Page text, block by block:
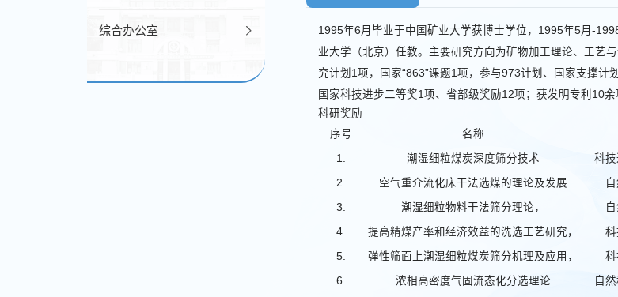
综合办公室
1995年6月毕业于中国矿业大学获博士学位，1995年5月-
业大学（北京）任教。主要研究方向为矿物加工理论、工艺
究计划1项，国家“863”课题1项，参与973计划、国家支撑
国家科技进步二等奖1项、省部级奖励12项；获发明专利10余
科研奖励
序号
名称
1. 潮湿细粒煤炭深度筛分技术 科
2. 空气重介流化床干法选煤的理论及发展
3. 潮湿细粒物料干法筛分理论，
4. 提高精煤产率和经济效益的洗选工艺研究，
5. 弹性筛面上潮湿细粒煤炭筛分机理及应用，
6. 浓相高密度气固流态化分选理论 自